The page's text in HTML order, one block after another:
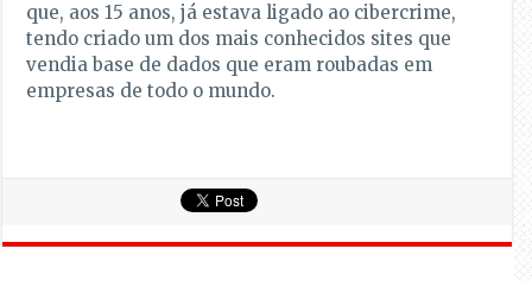
que, aos 15 anos, já estava ligado ao cibercrime,
tendo criado um dos mais conhecidos sites que
vendia base de dados que eram roubadas em
empresas de todo o mundo.